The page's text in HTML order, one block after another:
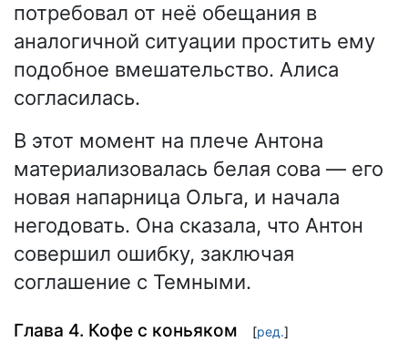
потребовал от неё обещания в
аналогичной ситуации простить ему
подобное вмешательство. Алиса
согласилась.
В этот момент на плече Антона
материализовалась белая сова — его
новая напарница Ольга, и начала
негодовать. Она сказала, что Антон
совершил ошибку, заключая
соглашение с Темными.
Глава 4. Кофе с коньяком [ред.]